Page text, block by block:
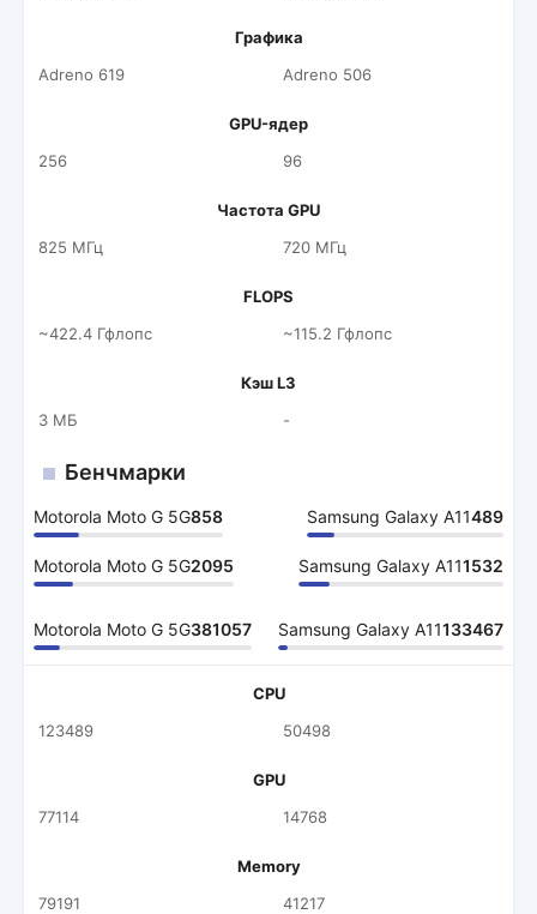
Графика
Adreno 619
Adreno 506
GPU-ядер
256
96
Частота GPU
825 МГц
720 МГц
FLOPS
~422.4 Гфлопс
~115.2 Гфлопс
Кэш L3
3 МБ
-
Бенчмарки
Motorola Moto G 5G858 Samsung Galaxy A11489
Motorola Moto G 5G2095 Samsung Galaxy A111532
Motorola Moto G 5G381057 Samsung Galaxy A11133467
CPU
123489
50498
GPU
77114
14768
Memory
79191
41217